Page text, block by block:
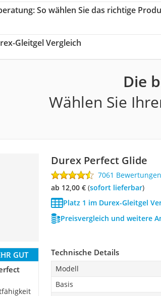
: So wählen Sie das richtige
Gleitgel Vergleich
Die
Wählen Sie
Durex Perfect Glide
7061 Bewertungen
ab 12,00 €( Sofort lieferbar)
Platz 1 im Durex-Gleitgel
Preisvergleich und weitere
GUT
Technische Details
Modell
Basis